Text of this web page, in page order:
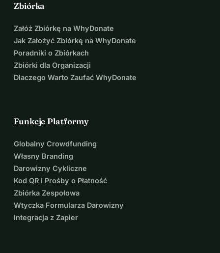
Zbiórka
Załóż Zbiórkę na WhyDonate
Jak Założyć Zbiórkę na WhyDonate
Poradniki o Zbiórkach
Zbiórki dla Organizacji
Dlaczego Warto Zaufać WhyDonate
Funkcje Platformy
Globalny Crowdfunding
Własny Branding
Darowizny Cykliczne
Kod QR i Prośby o Płatność
Zbiórka Zespołowa
Wtyczka Formularza Darowizny
Integracja z Zapier